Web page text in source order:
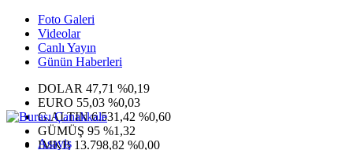
Foto Galeri
Videolar
Canlı Yayın
Günün Haberleri
DOLAR 47,71 %0,19
EURO 55,03 %0,03
G.ALTIN6.531,42 %0,60
GÜMÜŞ 95 %1,32
IMKB 13.798,82 %0,00
Asayiş